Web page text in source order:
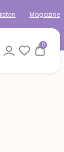
Magazine
0